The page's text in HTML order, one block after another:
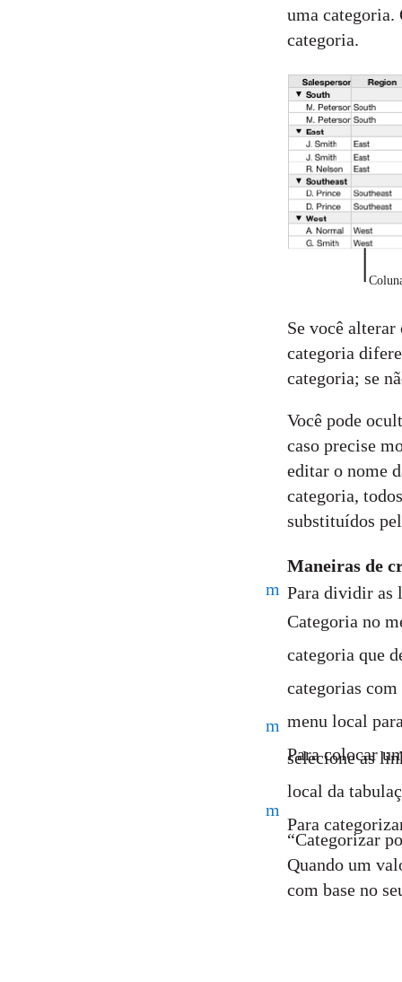
uma categoria.
categoria.
Se você
categoria
categoria; se
Você pode
caso precise
editar o nome
categoria,
substituídos
Maneiras de
Para dividir as
m
Categoria no
categoria que
categorias
menu local
Para colocar
m
selecione as
local da
Para
m
“Categorizar
Quando um
com base no